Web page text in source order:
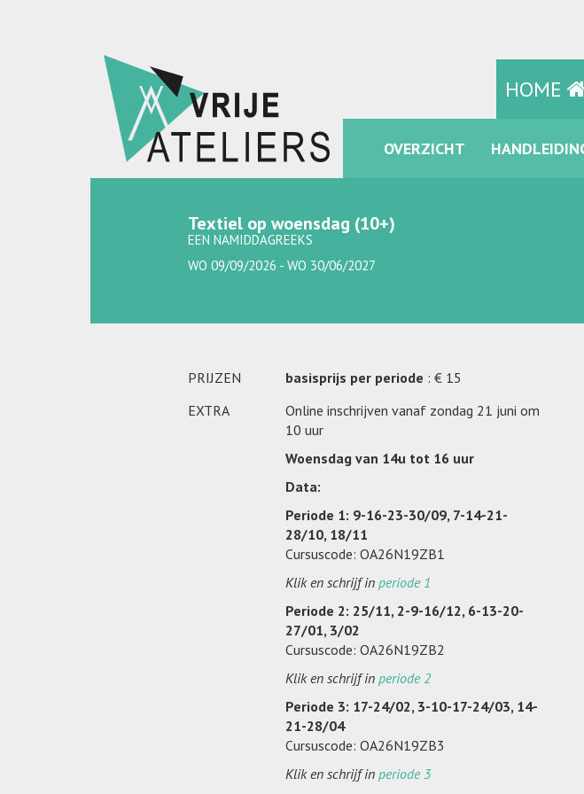
HOME
OVERZICHT
Textiel op woensdag (10+)
EEN NAMIDDAGREEKS
WO 09/09/2026 - WO 30/06/2027
PRIJZEN basisprijs per periode : € 15
EXTRA
Online inschrijven vanaf zondag 21 juni om
10 uur
Woensdag van 14u tot 16 uur
Data:
Periode 1: 9-16-23-30/09, 7-14-21-
28/10, 18/11
Cursuscode: OA26N19ZB1
Klik en schrijf in periode 1
Periode 2: 25/11, 2-9-16/12, 6-13-20-
27/01, 3/02
Cursuscode: OA26N19ZB2
Klik en schrijf in periode 2
Periode 3: 17-24/02, 3-10-17-24/03, 14-
21-28/04
Cursuscode: OA26N19ZB3
Klik en schrijf in periode 3